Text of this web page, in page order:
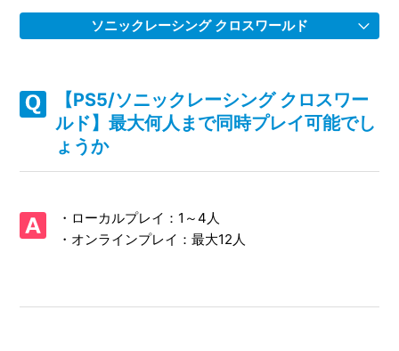
ソニックレーシング クロスワールド
組んでゲームが進行しない場合があります
【PS5/ソニックレーシング クロスワールド】フェスタが開
催されない、フェスタのタイムスケジュールがおかしい
ますか
【PS5/ソニックレーシング クロスワー
ルド】最大何人まで同時プレイ可能でし
ょうか
・ローカルプレイ：1～4人
・オンラインプレイ：最大12人